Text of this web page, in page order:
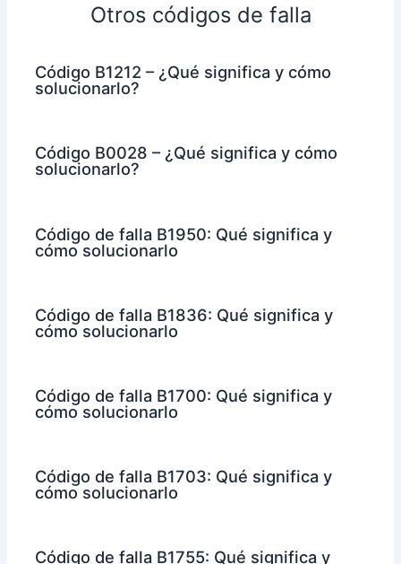
Otros códigos de falla
Código B1212 – ¿Qué significa y cómo
solucionarlo?
Código B0028 – ¿Qué significa y cómo
solucionarlo?
Código de falla B1950: Qué significa y
cómo solucionarlo
Código de falla B1836: Qué significa y
cómo solucionarlo
Código de falla B1700: Qué significa y
cómo solucionarlo
Código de falla B1703: Qué significa y
cómo solucionarlo
Código de falla B1755: Qué significa y